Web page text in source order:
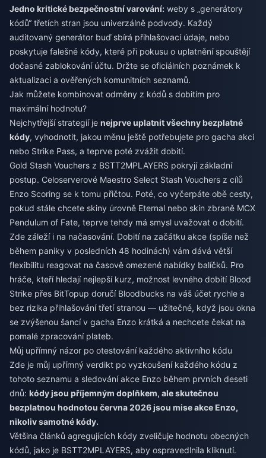
Jedno kritické bezpečnostní varování: weby s „generátory
kódů“ třetích stran jsou univerzálně podvody. Každý
auditovaný generátor buď sbírá přihlašovací údaje, nebo
poskytuje falešné kódy, které při pokusu o uplatnění spouštějí
dočasné zablokování účtu. Držte se oficiálních poznámek k
aktualizaci a ověřených komunitních seznamů.
Jak můžete kombinovat odměny z kódů s dobitím pro
maximální hodnotu?
Nejchytřejší strategií je nejprve uplatnit všechny bezplatné
kódy, vyhodnotit, jakou měnu ještě potřebujete pro gacha akci
nebo Strike Pass, a teprve poté zvážit dobití.
Gold Stash Vouchers z BSTT2MPLAYERS pokryjí základní
postup. Celoserverové Maestro Select Stash Vouchers z cílů
Enzo Scoring se k tomu přičtou. Poté, co vyčerpáte obě cesty,
pokud stále chcete skiny úrovně Eternal nebo skin zbraně MCX
Pendulum of Fate, teprve tehdy má smysl uvažovat o dobití.
Zde záleží i na načasování. Dobití na začátku akce (spíše než
během paniky v posledních 48 hodinách) vám dává větší
flexibilitu reagovat na časově omezené nabídky balíčků. Pro
hráče, kteří hledají nejlepší kurz, možnost levného dobití Blood
Strike přes BitTopup doručí Bloodbucks na váš účet rychle a
bez rizika přihlašování třetí stranou — užitečné, když jsou okna
se zvýšenou šancí v gacha Enzo krátká a nechcete čekat na
pomalé zpracování plateb.
Můj upřímný názor po otestování každého aktivního kódu
Zde je můj upřímný verdikt po vyzkoušení každého kódu z
tohoto seznamu a sledování akce Enzo během prvních deseti
dnů: kódy jsou příjemným doplňkem, ale skutečnou
bezplatnou hodnotou června 2026 jsou mise akce Enzo,
nikoliv samotné kódy.
Většina článků agregujících kódy zveličuje hodnotu obecných
kódů, jako je BSTT2MPLAYERS, aby ospravedlnila kliknutí.